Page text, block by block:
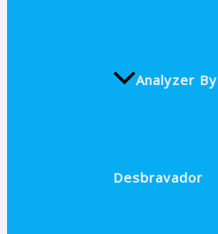
Analyzer By
Desbravador